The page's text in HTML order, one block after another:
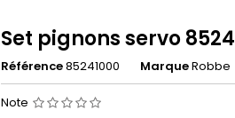
Set pignons servo
Référence85241000 MarqueRobbe
Note